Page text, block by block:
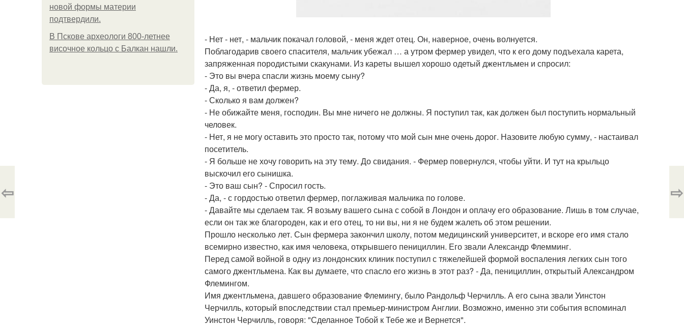
новой формы материи
подтвердили.
В Пскове археологи 800-летнее
височное кольцо с Балкан нашли.
- Нет - нет, - мальчик покачал головой, - меня ждет отец. Он, наверное, очень волнуется.
Поблагодарив своего спасителя, мальчик убежал … а утром фермер увидел, что к его дому подъехала карета,
запряженная породистыми скакунами. Из кареты вышел хорошо одетый джентльмен и спросил:
- Это вы вчера спасли жизнь моему сыну?
- Да, я, - ответил фермер.
- Сколько я вам должен?
- Не обижайте меня, господин. Вы мне ничего не должны. Я поступил так, как должен был поступить нормальный
человек.
- Нет, я не могу оставить это просто так, потому что мой сын мне очень дорог. Назовите любую сумму, - настаивал
посетитель.
- Я больше не хочу говорить на эту тему. До свидания. - Фермер повернулся, чтобы уйти. И тут на крыльцо
выскочил его сынишка.
- Это ваш сын? - Спросил гость.
- Да, - с гордостью ответил фермер, поглаживая мальчика по голове.
- Давайте мы сделаем так. Я возьму вашего сына с собой в Лондон и оплачу его образование. Лишь в том случае,
если он так же благороден, как и его отец, то ни вы, ни я не будем жалеть об этом решении.
Прошло несколько лет. Сын фермера закончил школу, потом медицинский университет, и вскоре его имя стало
всемирно известно, как имя человека, открывшего пенициллин. Его звали Александр Флемминг.
Перед самой войной в одну из лондонских клиник поступил с тяжелейшей формой воспаления легких сын того
самого джентльмена. Как вы думаете, что спасло его жизнь в этот раз? - Да, пенициллин, открытый Александром
Флемингом.
Имя джентльмена, давшего образование Флемингу, было Рандольф Черчилль. А его сына звали Уинстон
Черчилль, который впоследствии стал премьер-министром Англии. Возможно, именно эти события вспоминал
Уинстон Черчилль, говоря: "Сделанное Тобой к Тебе же и Вернется".
⇦ ⇨